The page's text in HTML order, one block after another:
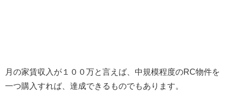
月の家賃収入が１００万と言えば、中規模程度のRC物件を
一つ購入すれば、達成できるものでもあります。